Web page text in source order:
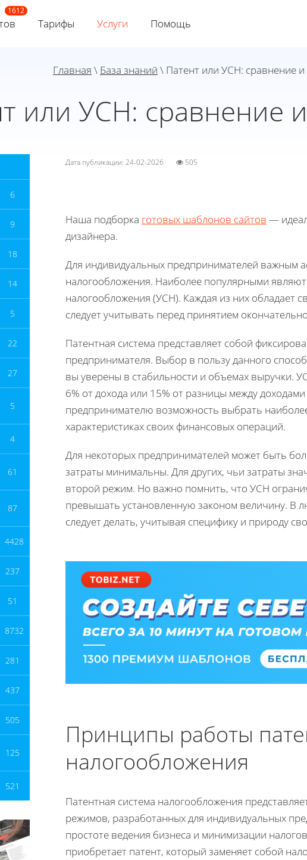
Тарифы Услуги Помощь
Главная \ База знаний \ Патент или УСН: сравнение
или УСН: сравнение
6
9
18
14
5
22
27
5
4
61
87
4428
237
51
8732
281
437
505
125
521
Дата публикации: 24-02-2026 505
Наша подборка готовых шаблонов сайтов —
дизайнера.
Для индивидуальных предпринимателей важным
налогообложения. Наиболее популярными
налогообложения (УСН). Каждая из них обладает
следует учитывать перед принятием
Патентная система представляет собой
предпринимателя. Выбор в пользу данного
вы уверены в стабильности и объемах выручки.
6% от дохода или 15% от разницы между
предпринимателю возможность выбрать
характеристиках своих финансовых операций.
Для некоторых предпринимателей может быть
затраты минимальны. Для других, чьи затраты
второй режим. Но важно помнить, что УСН
превышать установленную законом величину. В
следует делать, учитывая специфику и природу
Принципы работы
налогообложения
Патентная система налогообложения
режимов, разработанных для индивидуальных
простоте ведения бизнеса и минимизации
приобретает патент, который заменяет собой